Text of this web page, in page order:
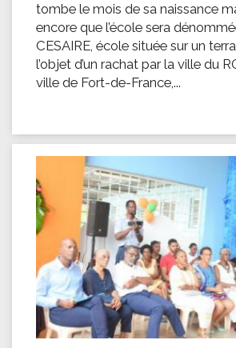
tombe le mois de sa naissance
encore que l’école sera
CESAIRE, école située sur un
l’objet d’un rachat par la ville du
ville de Fort-de-France,...